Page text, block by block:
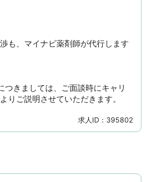
も、マイナビ薬剤師が代行します
つきましては、ご面談時にキャリ
りご説明させていただきます。
求人ID： 395802